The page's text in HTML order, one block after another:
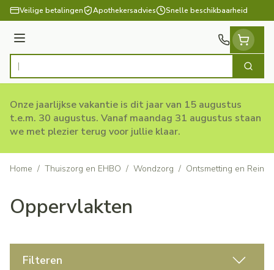
Ga naar de inhoud
Veilige betalingen Apothekersadvies Snelle beschikbaarheid
Menu
Product, merk, categorie... Zoek
Onze jaarlijkse vakantie is dit jaar van 15 augustus
t.e.m. 30 augustus. Vanaf maandag 31 augustus staan
we met plezier terug voor jullie klaar.
Home / Thuiszorg en EHBO / Wondzorg / Ontsmetting en
Oppervlakten
Filteren